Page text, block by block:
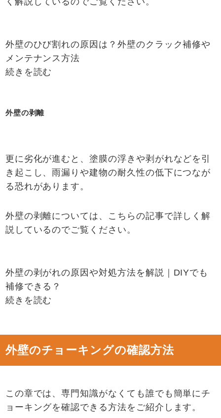
外壁のひび割れの原因は？外壁のクラック補修や
メンテナンス方法
続きを読む
外壁の剥離
更に劣化が進むと、塗膜の浮きや剥がれなどを引
き起こし、雨漏りや建物の耐久性の低下につなが
る恐れがあります。
外壁の剥離については、こちらの記事で詳しく解
説しているのでご覧ください。
外壁の剥がれの原因や対処方法を解説｜DIYでも
補修できる？
続きを読む
外壁のチョーキングの確認方法
この章では、専門知識がなくても誰でも簡単にチ
ョーキングを確認できる方法をご紹介します。